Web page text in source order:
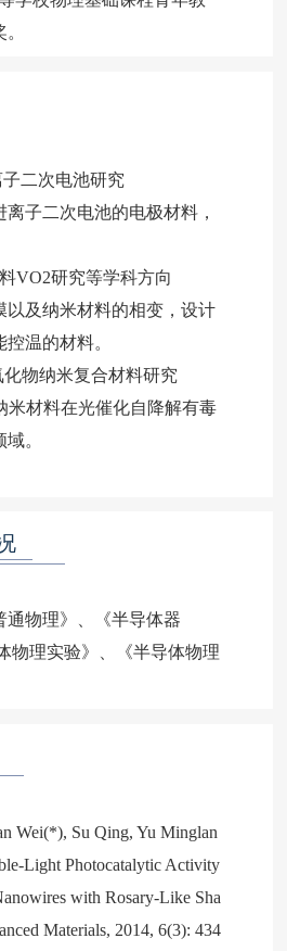
子二次电池研究
子二次电池的电极材料，
VO2研究等学科方向
以及纳米材料的相变，设计
温的材料。
化物纳米复合材料研究
米材料在光催化自降解有毒
。
通物理》、《半导体器
物理实验》、《半导体物理
Wei(*), Su Qing, Yu Minglan
Light Photocatalytic Activity
with Rosary-Like Sha
Materials, 2014, 6(3): 434